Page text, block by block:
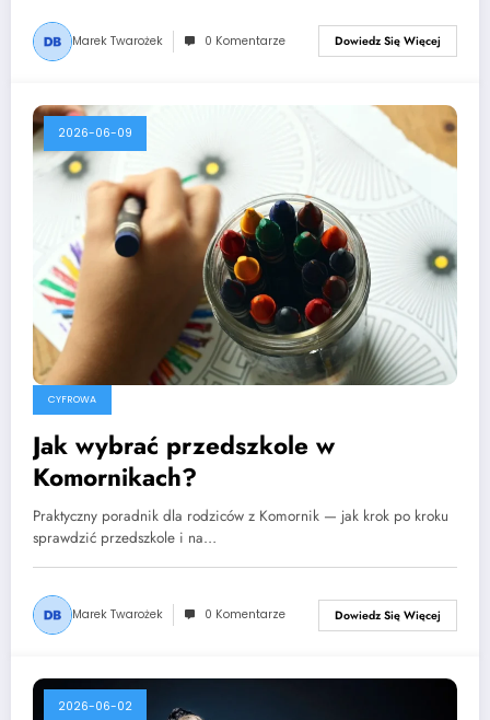
Marek Twarożek 0 Komentarze Dowiedz Się Więcej
2026-06-09
CYFROWA
Jak wybrać przedszkole w
Komornikach?
Praktyczny poradnik dla rodziców z Komornik — jak krok po kroku
sprawdzić przedszkole i na…
Marek Twarożek 0 Komentarze Dowiedz Się Więcej
2026-06-02